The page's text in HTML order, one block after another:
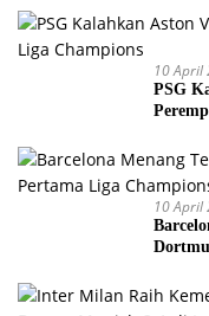
10 April
PSG
10 April